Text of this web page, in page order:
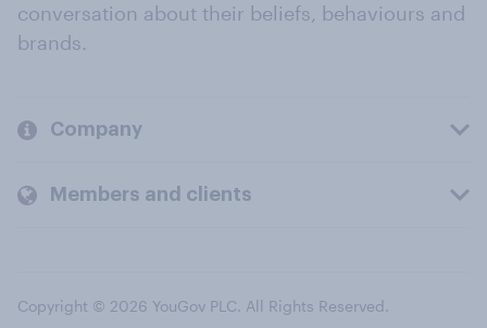
conversation about their beliefs, behaviours and
brands.
Company
Members and clients
Copyright © 2026 YouGov PLC. All Rights Reserved.